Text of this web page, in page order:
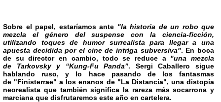
Sobre el papel, estaríamos ante "la historia de un robo que
mezcla el género del suspense con la ciencia-ficción,
utilizando toques de humor surrealista para llegar a una
apuesta decidida por el cine de intriga subversiva". En boca
de su director en cambio, todo se reduce a "una mezcla
de Tarkovskyy “Kung-Fu Panda”. Sergi Caballero sigue
hablando ruso, y lo hace pasando de los fantasmas
de "Finisterrae" a los enanos de "La Distancia", unadistopía
neorealista que también significa la rareza más socarrona y
marciana que disfrutaremos este año en cartelera.